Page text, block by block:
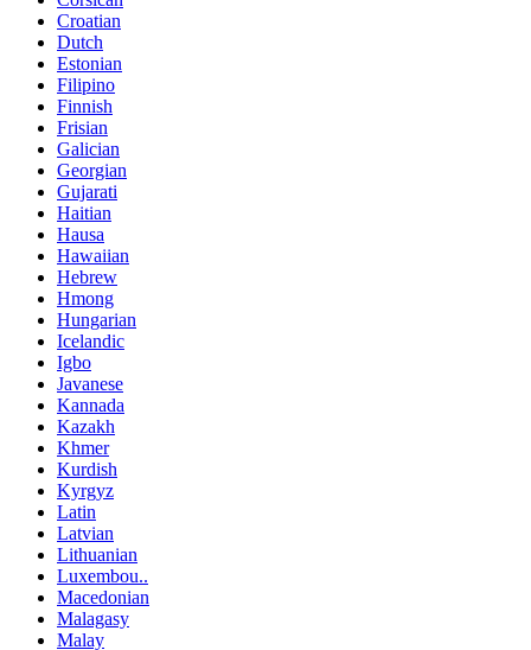
Croatian
Dutch
Estonian
Filipino
Finnish
Frisian
Galician
Georgian
Gujarati
Haitian
Hausa
Hawaiian
Hebrew
Hmong
Hungarian
Icelandic
Igbo
Javanese
Kannada
Kazakh
Khmer
Kurdish
Kyrgyz
Latin
Latvian
Lithuanian
Luxembou..
Macedonian
Malagasy
Malay